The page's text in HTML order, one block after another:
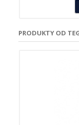
PRODUKTY OD